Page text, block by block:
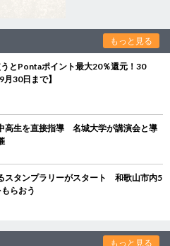
もっと見る
とPontaポイント最大20％還元！30
30日まで】
高生を直接指導 名城大学が講演会と導
スタンプラリーがスタート 和歌山市内5
らおう
もっと見る